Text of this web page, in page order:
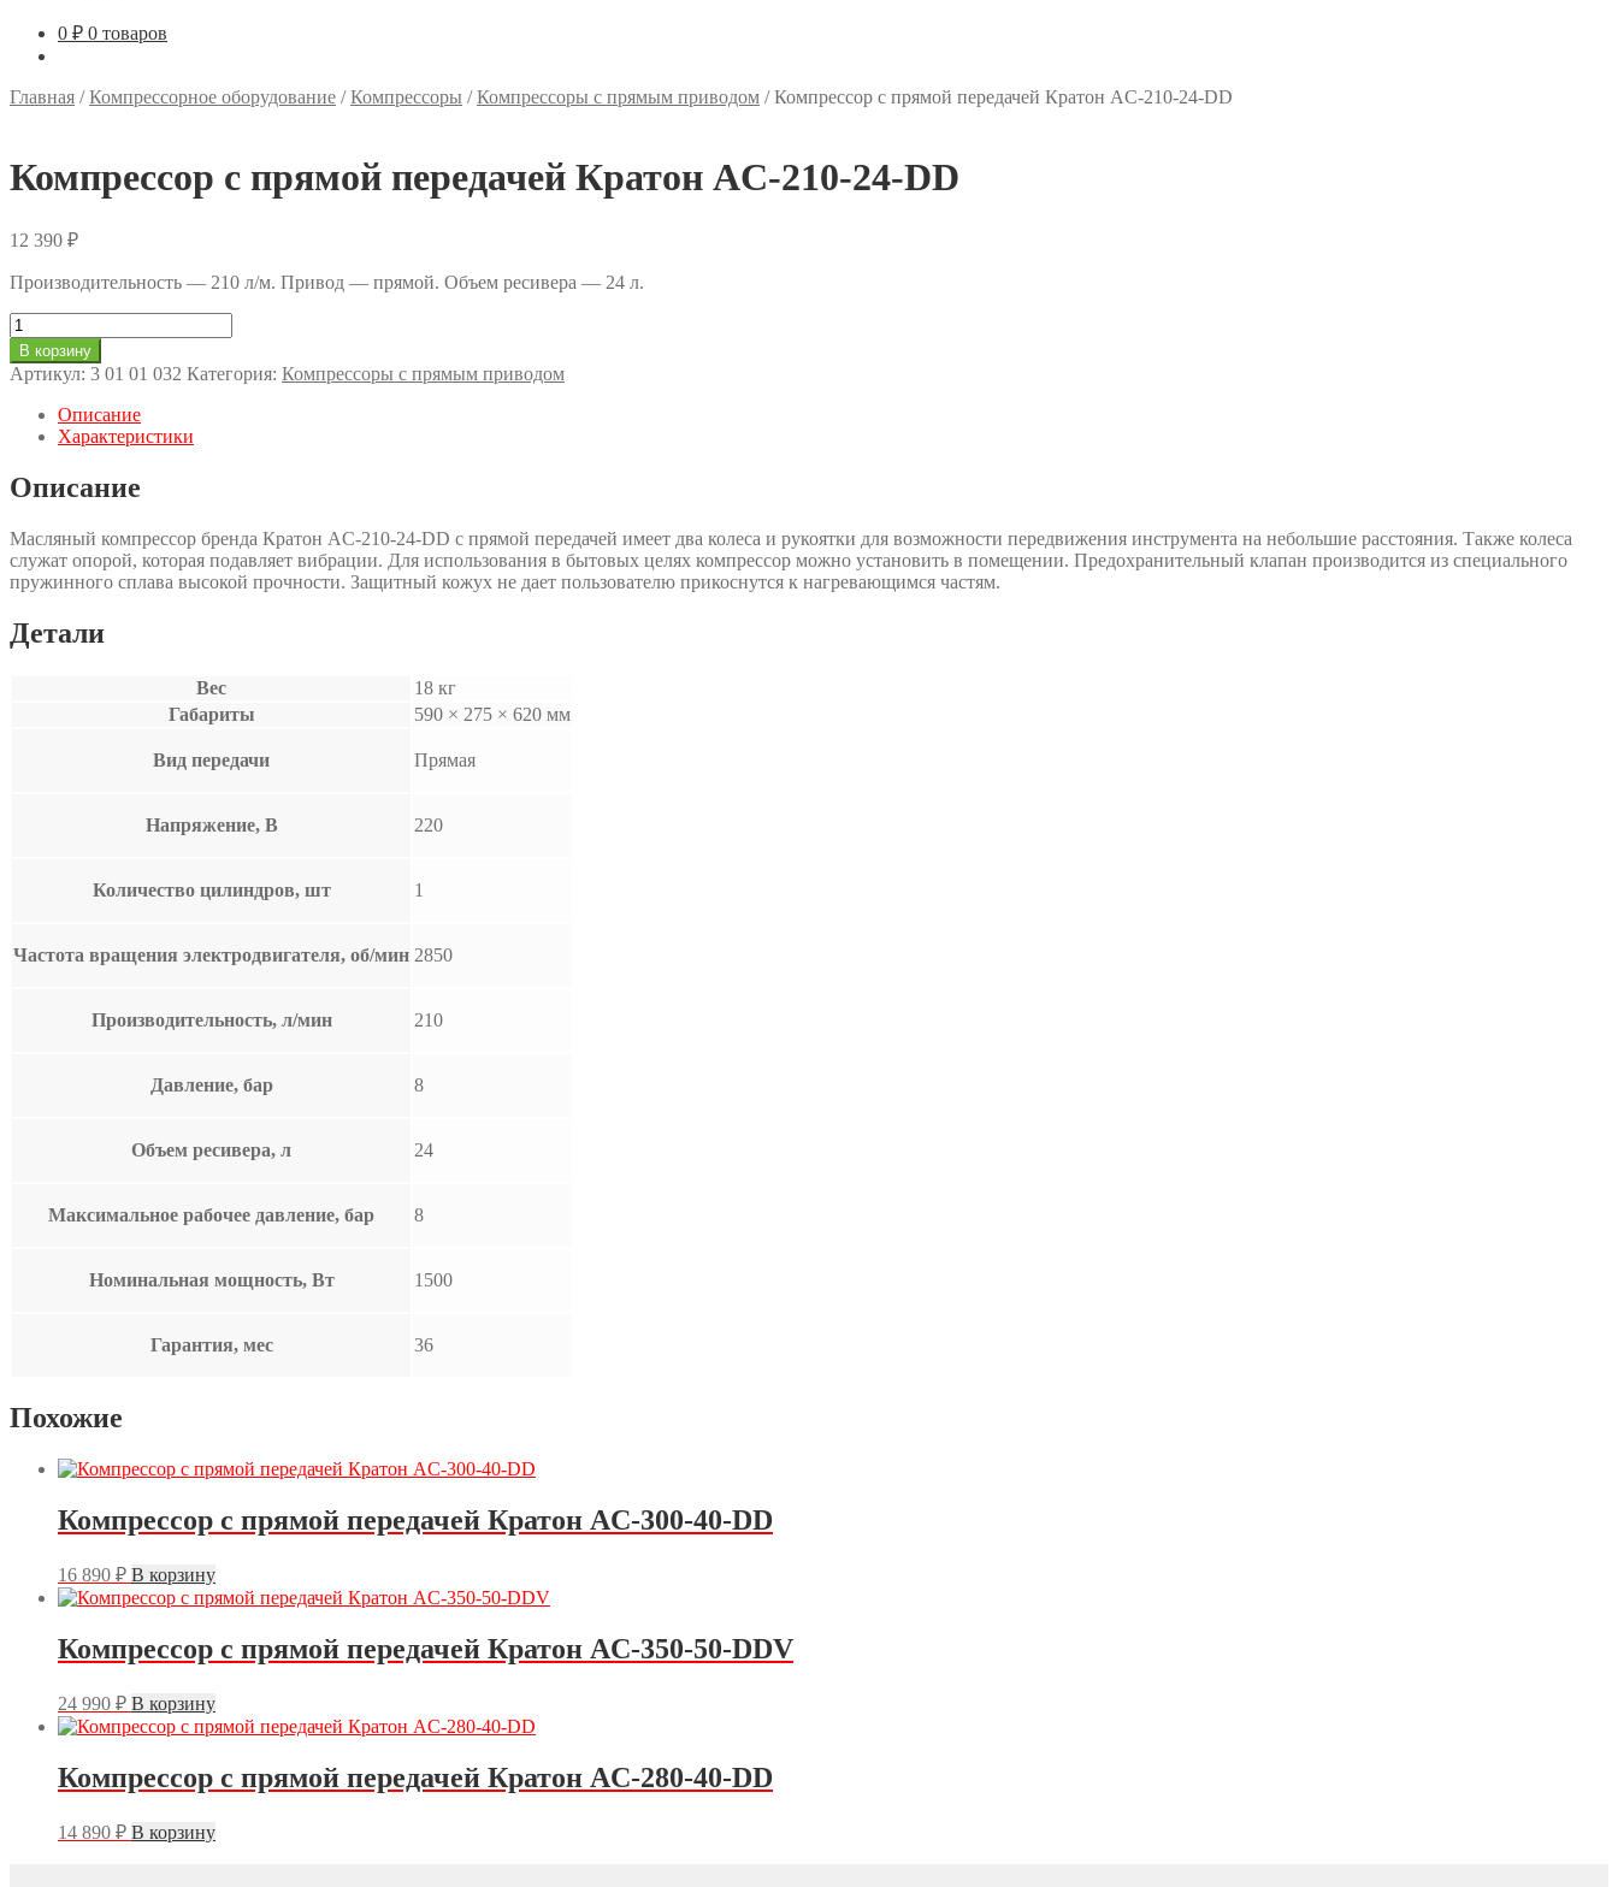
0 ₽ 0 товаров
Главная /Компрессорное оборудование /Компрессоры /Компрессоры с прямым приводом /Компрессор с прямой передачей Кратон AC-210-24-DD
Компрессор с прямой передачей Кратон AC-210-24-DD
12 390 ₽
Производительность — 210 л/м. Привод — прямой. Объем ресивера — 24 л.
Количество
товара
Компрессор
с
прямой
передачей
Кратон
AC-
210-
DD
В корзину
Артикул: 3 01 01 032 Категория: Компрессоры с прямым приводом
Описание
Характеристики
Описание
Масляный компрессор бренда Кратон AC-210-24-DD с прямой передачей имеет два колеса и рукоятки для возможности передвижения инструмента на небольшие расстояния. Также колеса
служат опорой, которая подавляет вибрации. Для использования в бытовых целях компрессор можно установить в помещении. Предохранительный клапан производится из специального
пружинного сплава высокой прочности. Защитный кожух не дает пользователю прикоснутся к нагревающимся частям.
Детали
Вес
18 кг
Габариты
590 × 275 × 620 мм
Вид передачи Прямая
Напряжение, В 220
Количество цилиндров, шт 1
Частота вращения электродвигателя, об/мин 2850
Производительность, л/мин 210
Давление, бар 8
Объем ресивера, л 24
Максимальное рабочее давление, бар 8
Номинальная мощность, Вт 1500
Гарантия, мес 36
Похожие
Компрессор с прямой передачей Кратон AC-300-40-DD
16 890 ₽ В корзину
Компрессор с прямой передачей Кратон AC-350-50-DDV
24 990 ₽ В корзину
Компрессор с прямой передачей Кратон AC-280-40-DD
14 890 ₽ В корзину